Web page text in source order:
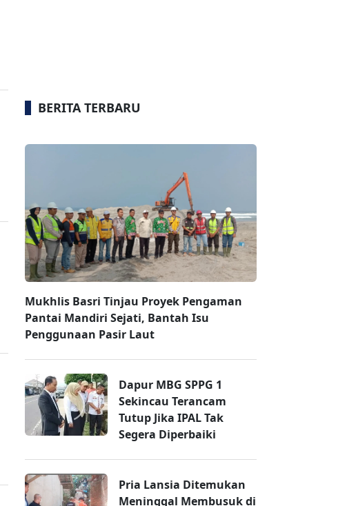
BERITA TERBARU
Mukhlis Basri Tinjau Proyek Pengaman
Pantai Mandiri Sejati, Bantah Isu
Penggunaan Pasir Laut
Dapur MBG SPPG 1
Sekincau Terancam
Tutup Jika IPAL Tak
Segera Diperbaiki
Pria Lansia Ditemukan
Meninggal Membusuk di